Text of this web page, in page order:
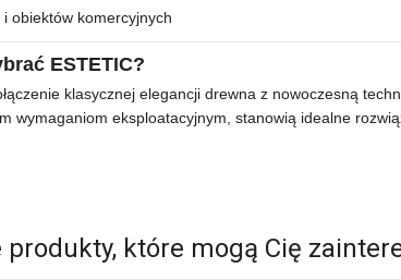
obiektów komercyjnych
ESTETIC?
klasycznej elegancji drewna z nowoczesną
wymaganiom eksploatacyjnym, stanowią idealne
które mogą Cię